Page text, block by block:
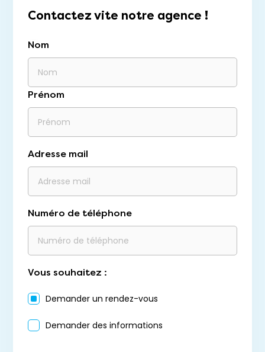
Contactez vite notre agence !
Nom
Prénom
Adresse mail
Numéro de téléphone
Vous souhaitez :
Demander un rendez-vous
Demander des informations